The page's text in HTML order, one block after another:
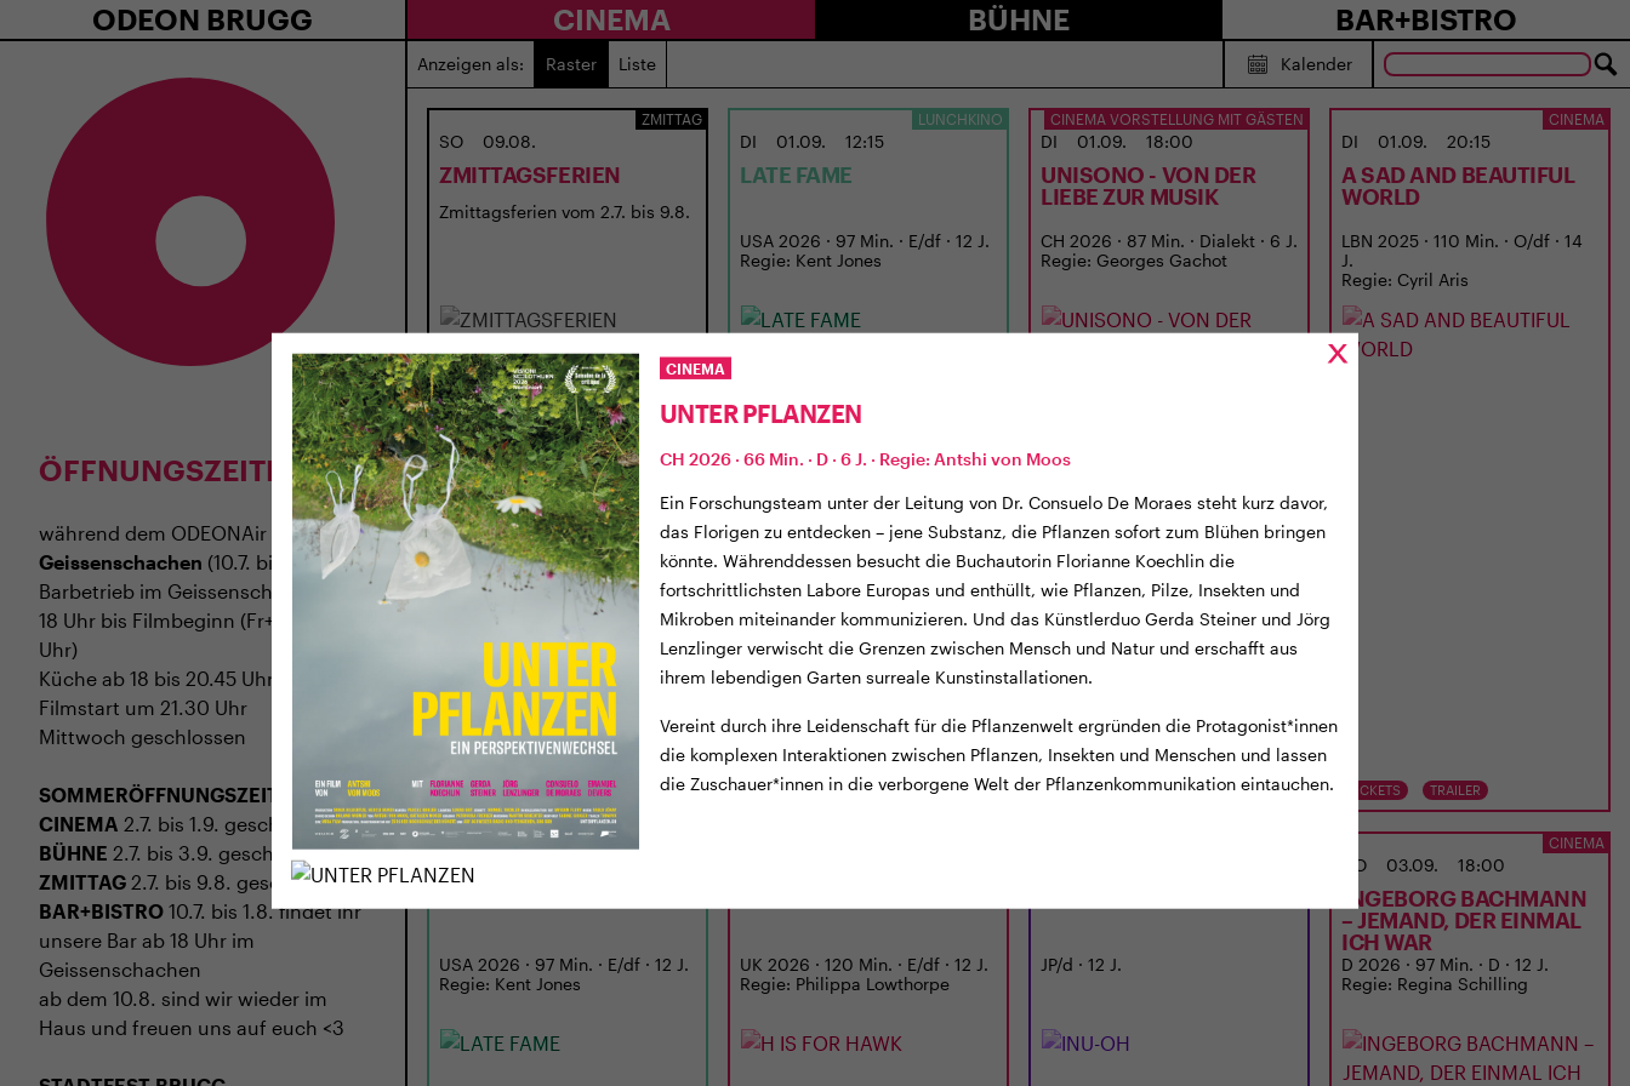
ODEON BRUGG CINEMA BÜHNE BAR+BISTRO
ÖFFNUNGSZEITEN
während dem ODEONAir im
Geissenschachen (10.7. bis 1.8.)
Barbetrieb im Geissenschachen ab
18 Uhr bis Filmbeginn (Fr+Sa bis 1
Uhr)
Küche ab 18 bis 20.45 Uhr
Filmstart um 21.30 Uhr
Mittwoch geschlossen
SOMMERÖFFNUNGSZEITEN
CINEMA 2.7. bis 1.9. geschlossen
BÜHNE 2.7. bis 3.9. geschlossen
ZMITTAG 2.7. bis 9.8. geschlossen
BAR+BISTRO 10.7. bis 1.8. findet ihr
unsere Bar ab 18 Uhr im
Geissenschachen
ab dem 10.8. sind wir wieder im
Haus und freuen uns auf euch <3
Anzeigen als: Raster Liste Kalender
ZMITTAG
SO 09.08.
ZMITTAGSFERIEN
Zmittagsferien vom 2.7. bis 9.8.
LUNCHKINO
DI 01.09. 12:15
LATE FAME
USA 2026 · 97 Min. · E/df · 12 J.
Regie: Kent Jones
TICKETS TRAILER
CINEMA VORSTELLUNG MIT GÄSTEN
DI 01.09. 18:00
UNISONO - VON DER
LIEBE ZUR MUSIK
CH 2026 · 87 Min. · Dialekt · 6 J.
Regie: Georges Gachot
TICKETS TRAILER
CINEMA
DI 01.09. 20:15
A SAD AND BEAUTIFUL
WORLD
LBN 2025 · 110 Min. · O/df · 14
J.
Regie: Cyril Aris
TICKETS TRAILER
MI
USA 2026 · 97 Min. · E/df · 12 J.
Regie: Kent Jones
UK 2026 · 120 Min. · E/df · 12 J.
Regie: Philippa Lowthorpe
JP/d · 12 J.
CINEMA
DO 03.09. 18:00
INGEBORG BACHMANN
– JEMAND, DER EINMAL
ICH WAR
D 2026 · 97 Min. · D · 12 J.
Regie: Regina Schilling
CINEMA
UNTER PFLANZEN
CH 2026 · 66 Min. · D · 6 J. · Regie: Antshi von Moos
Ein Forschungsteam unter der Leitung von Dr. Consuelo De Moraes steht kurz davor,
das Florigen zu entdecken – jene Substanz, die Pflanzen sofort zum Blühen bringen
könnte. Währenddessen besucht die Buchautorin Florianne Koechlin die
fortschrittlichsten Labore Europas und enthüllt, wie Pflanzen, Pilze, Insekten und
Mikroben miteinander kommunizieren. Und das Künstlerduo Gerda Steiner und Jörg
Lenzlinger verwischt die Grenzen zwischen Mensch und Natur und erschafft aus
ihrem lebendigen Garten surreale Kunstinstallationen.
Vereint durch ihre Leidenschaft für die Pflanzenwelt ergründen die Protagonist*innen
die komplexen Interaktionen zwischen Pflanzen, Insekten und Menschen und lassen
die Zuschauer*innen in die verborgene Welt der Pflanzenkommunikation eintauchen.